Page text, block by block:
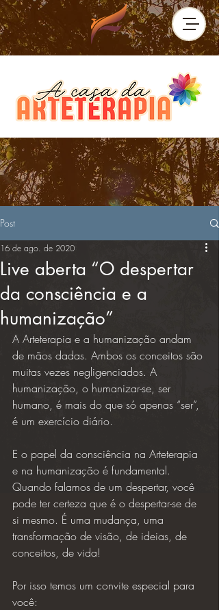
Post
Live aberta “O despertar
da consciência e a
humanização”
16 de ago. de 2020
A Arteterapia e a humanização andam
de mãos dadas. Ambos os conceitos são
muitas vezes negligenciados. A
humanização, o humanizar-se, ser
humano, é mais do que só apenas “ser”,
é um exercício diário.
E o papel da consciência na Arteterapia
e na humanização é fundamental.
Quando falamos de um despertar, você
pode ter certeza que é o despertar-se de
si mesmo. É uma mudança, uma
transformação de visão, de ideias, de
conceitos, de vida!
Por isso temos um convite especial para
você: